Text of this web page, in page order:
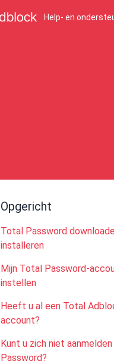
Help- en
Opgericht
Total Password
installeren
Mijn Total Password-
instellen
Heeft u al een Total
account?
Kunt u zich niet
Password?